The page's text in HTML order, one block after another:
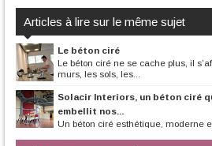
Articles à lire sur le même sujet
Le béton ciré
Le béton ciré ne se cache plus, il
murs, les sols, les...
Solacir Interiors, un béton ciré
embellit nos...
Un béton ciré esthétique, moderne